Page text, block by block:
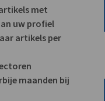
met
uw profiel
artikels per
maanden bij